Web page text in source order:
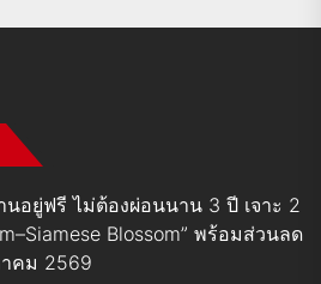
นอยู่ฟรี ไม่ต้องผ่อนนาน 3 ปี เจาะ 2
Blossom” พร้อมส่วนลด
คม 2569